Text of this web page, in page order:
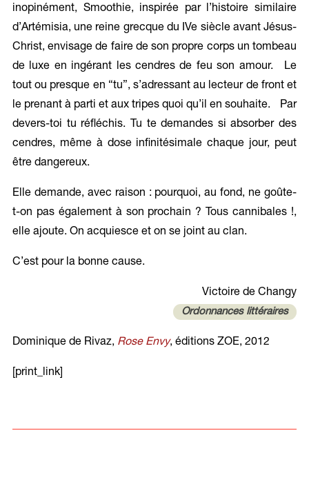
inopinément, Smoothie, inspirée par l’histoire similaire
d’Artémisia, une reine grecque du IVe siècle avant Jésus-
Christ, envisage de faire de son propre corps un tombeau
de luxe en ingérant les cendres de feu son amour. Le
tout ou presque en “tu”, s’adressant au lecteur de front et
le prenant à parti et aux tripes quoi qu’il en souhaite. Par
devers-toi tu réfléchis. Tu te demandes si absorber des
cendres, même à dose infinitésimale chaque jour, peut
être dangereux.
Elle demande, avec raison : pourquoi, au fond, ne goûte-
t-on pas également à son prochain ? Tous cannibales !,
elle ajoute. On acquiesce et on se joint au clan.
C’est pour la bonne cause.
Victoire de Changy
Ordonnances littéraires
Dominique de Rivaz, Rose Envy, éditions ZOE, 2012
[print_link]